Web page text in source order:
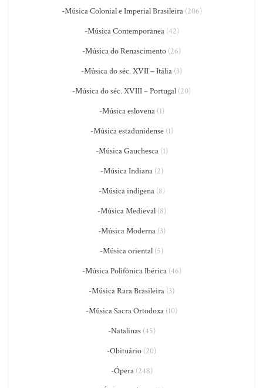
-Música Colonial e Imperial Brasileira(206)
-Música Contemporânea(42)
-Música do Renascimento (26)
-Música do séc. XVII – Itália (3)
-Música do séc. XVIII – Portugal (20)
-Música eslovena(1)
-Música estadunidense(1)
-Música Gauchesca(1)
-Música Indiana(2)
-Música indígena(8)
-Música Medieval(8)
-Música Moderna(3)
-Música oriental (5)
-Música Polifônica Ibérica(46)
-Música Rara Brasileira (3)
-Música Sacra Ortodoxa (10)
-Natalinas(45)
-Obituário (20)
-Ópera(248)